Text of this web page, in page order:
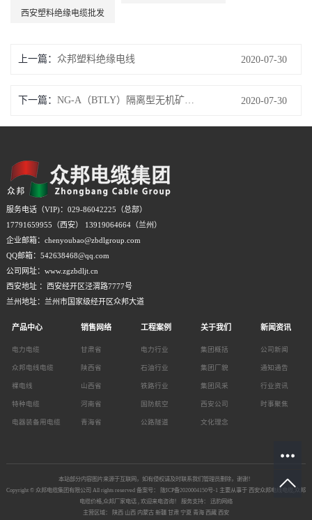
西安塑料绝缘电缆批发
上一篇： 众邦塑料绝缘电线 2020-07-30
下一篇： NG-A（BTLY）隔离型无机矿物绝缘防火电缆 2020-07-30
服务电话（VIP)：029-86042225（总部）
17791659955（西安） 13919064664（兰州）
企业邮箱：chenyoubao@zbdlgroup.com
QQ邮箱：542638468@qq.com
公司网址：www.zgzbdljt.cn
西安地址 ：西安经开区泾渭路7777号
兰州地址：兰州市国家级经开区众邦大道
产品中心
电力电缆
众邦电线电缆
裸电线
特种电缆
电器装备用电缆
销售网络
甘肃省
陕西省
山西省
河南省
青海省
工程案例
电力行业
石油行业
铁路行业
国防航空
公路隧道
关于我们
集团概括
集团厂貌
集团风采
西安公司
文化理念
新闻资讯
公司新闻
通知通告
行业资讯
时事聚焦
本站部分内容图片来源于互联网，如有侵权请及时联系我们管理员删除，谢谢！
Copyright © 众邦电缆集团有限公司 All rights reserved 备案号：
陇ICP备2020004150号-1 主要从事于 西安众邦电线电缆
众邦
电缆价格 众邦厂家电话 , 欢迎来电咨询！ 服务支持：
迅豹网络
主营区域：
陕西 山西 内蒙古 新疆 甘肃 宁夏 青海 西藏 西安